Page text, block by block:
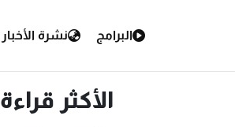
البرامج نشرة الأخبار
الأكثر قراءة